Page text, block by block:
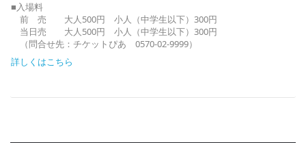
■入場料
前 売 大人500円 小人（中学生以下）300円
当日売 大人500円 小人（中学生以下）300円
（問合せ先：チケットぴあ 0570-02-9999）
詳しくはこちら